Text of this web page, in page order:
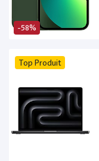
-58%
Top Produit